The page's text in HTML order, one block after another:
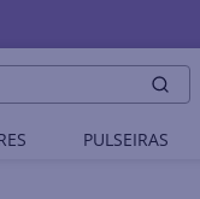
PULSEIRAS